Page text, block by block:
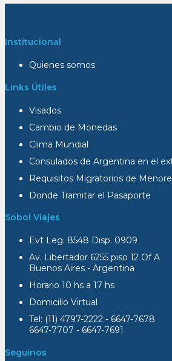
Institucional
Quienes somos
Links Útiles
Visados
Cambio de Monedas
Clima Mundial
Consulados de Argentina en el
Requisitos Migratorios de
Donde Tramitar el Pasaporte
Sobol Viajes
Evt Leg. 8548 Disp. 0909
Av. Libertador 6255 piso 12 Of A
Buenos Aires - Argentina
Horario 10 hs a 17 hs
Domicilio Virtual
Tel: (11) 4797-2222 - 6647-7678
6647-7707 - 6647-7691
Seguinos